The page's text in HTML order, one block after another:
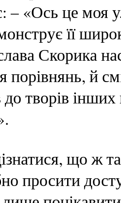
– «Ось це моя
її
Скорика
порівнянь, й
творів інших
що ж
просити